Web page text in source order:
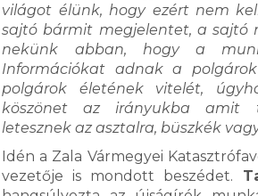
világot élünk, hogy ezért nem
sajtó bármit megjelentet, a sajtó
nekünk abban, hogy a
Információkat adnak a
polgárok életének vitelét,
köszönet az irányukba amit
letesznek az asztalra, büszkék
Idén a Zala Vármegyei
vezetője is mondott beszédet.